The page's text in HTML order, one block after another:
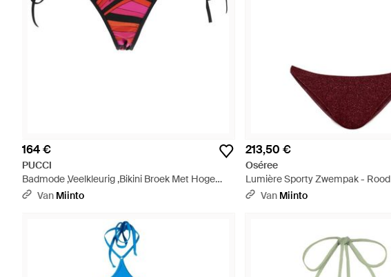
164 €
PUCCI
Badmode ,Veelkleurig ,Bikini Broek Met Hoge
Uitsnijding - Rood
Van Miinto
213,50 €
Oséree
Lumière Sporty Zwempak - Rood
Van Miinto